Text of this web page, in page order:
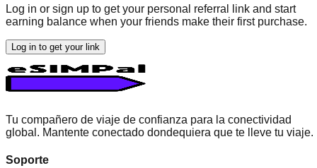
Log in or sign up to get your personal referral link and start
earning balance when your friends make their first purchase.
Log in to get your link
Tu compañero de viaje de confianza para la conectividad
global. Mantente conectado dondequiera que te lleve tu viaje.
Soporte